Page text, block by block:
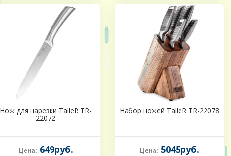
Нож для нарезки TalleR TR-
22072
Цена: 649руб.
Набор ножей TalleR TR-22078
Цена: 5045руб.